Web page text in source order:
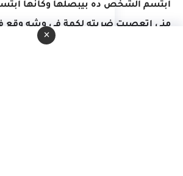
ابتسم الشخص ده بيبصلها وكأنها
مني اتعصبت ضربته لكمة في وشه وقع
أنفه وهو بيسأل: أنت عبيط؟ وقبل ما
×